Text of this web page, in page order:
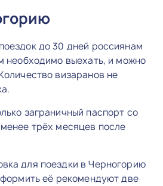
до 30 дней россиянам
необходимо выехать, и можно
визаранов не
заграничный паспорт со
трёх месяцев после
для поездки в Черногорию
её рекомендуют две